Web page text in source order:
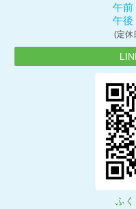
午前
午後
(定休
ふ